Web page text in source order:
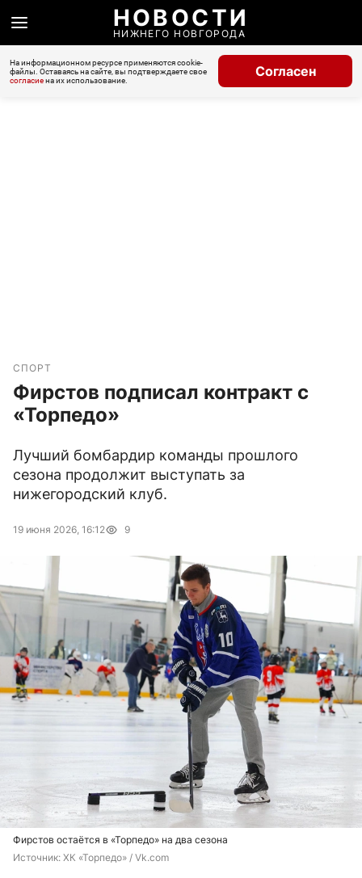
НОВОСТИ
НИЖНЕГО НОВГОРОДА
На информационном ресурсе применяются cookie-
файлы. Оставаясь на сайте, вы подтверждаете свое
согласиена их использование.
Согласен
СПОРТ
Фирстов подписал контракт с
«Торпедо»
Лучший бомбардир команды прошлого
сезона продолжит выступать за
нижегородский клуб.
19 июня 2026, 16:12 9
Фирстов остаётся в «Торпедо» на два сезона
Источник: ХК «Торпедо» / Vk.com